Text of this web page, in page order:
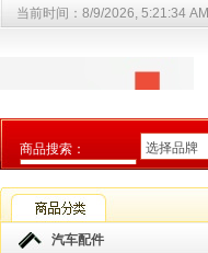
当前时间： 8/9/2026, 5:21:34 AM
商品搜索：
选择商品分类
选择品牌
汽车配件